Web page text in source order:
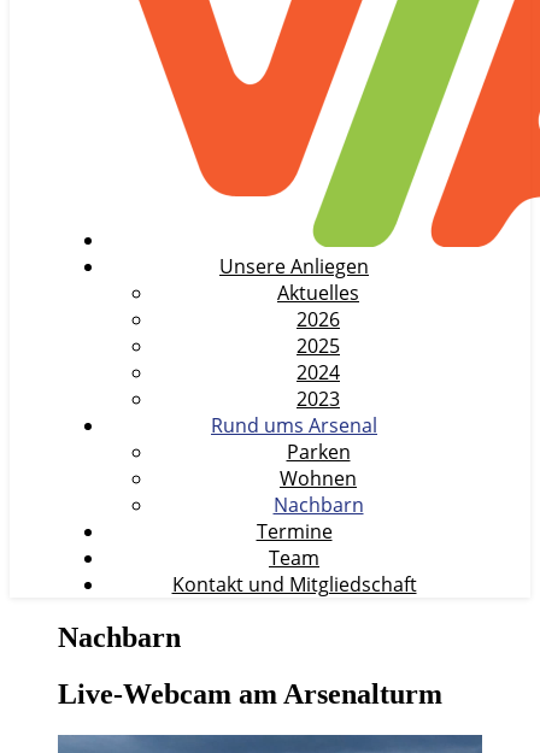
Unsere Anliegen
Aktuelles
2026
2025
2024
2023
Rund ums Arsenal
Parken
Wohnen
Nachbarn
Termine
Team
Kontakt und Mitgliedschaft
Nachbarn
Live-Webcam am Arsenalturm